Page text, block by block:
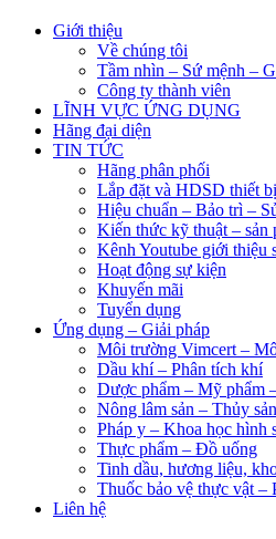
Giới thiệu
Về chúng tôi
Tầm nhìn – Sứ mệnh –
Công ty thành viên
LĨNH VỰC ỨNG DỤNG
Hãng đại diện
TIN TỨC
Hãng phân phối
Lắp đặt và HDSD thiết bị
Hiệu chuẩn – Bảo trì –
Kiến thức kỹ thuật – sản
Kênh Youtube giới thiệu
Hoạt động sự kiện
Khuyến mãi
Tuyển dụng
Ứng dụng – Giải pháp
Môi trường Vimcert –
Dầu khí – Phân tích khí
Dược phẩm – Mỹ phẩm
Nông lâm sản – Thủy sản
Pháp y – Khoa học hình
Thực phẩm – Đồ uống
Tinh dầu, hương liệu,
Thuốc bảo vệ thực vật –
Liên hệ